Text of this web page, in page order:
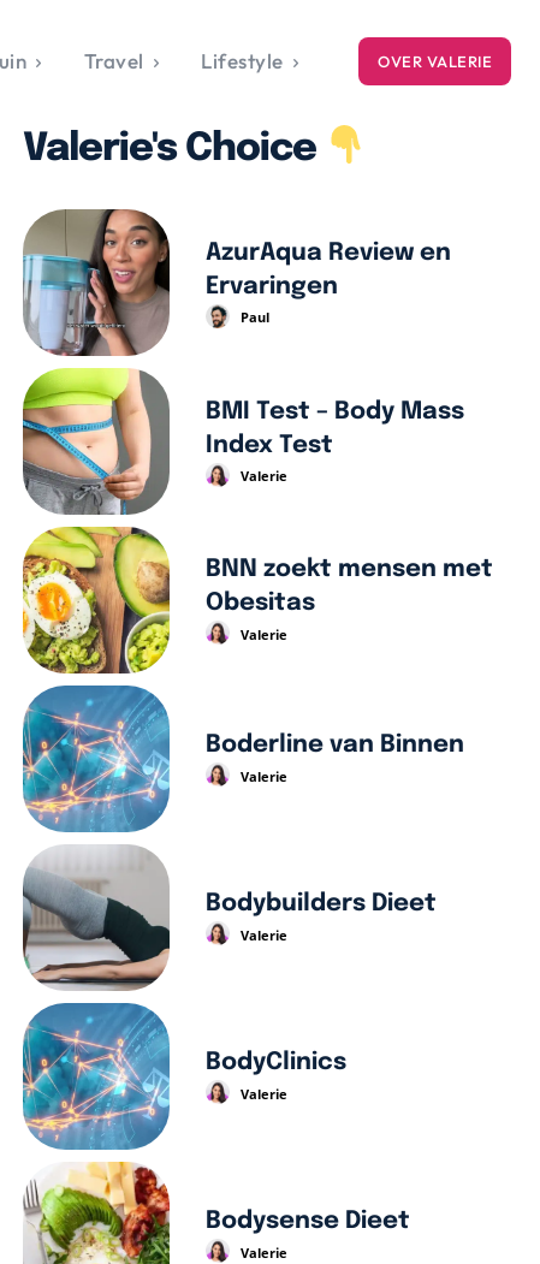
Travel Lifestyle OVER VALERIE
Valerie's Choice
AzurAqua Review en
Ervaringen
Paul
BMI Test – Body Mass
Index Test
Valerie
BNN zoekt mensen met
Obesitas
Valerie
Boderline van Binnen
Valerie
Bodybuilders Dieet
Valerie
BodyClinics
Valerie
Bodysense Dieet
Valerie